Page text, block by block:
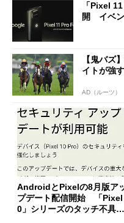
「Pixel
開 イベン
【鬼バズ
イトが強
AD（ルーツ）
AndroidとPixelの8月版ア
プデート配信開始 「
0」シリーズのタッチ不具合